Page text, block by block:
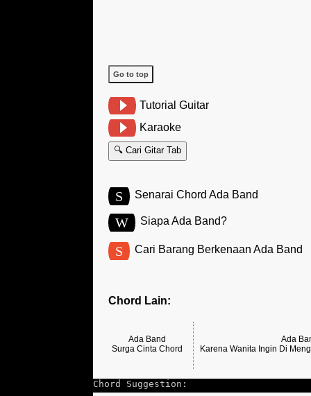
Go to top
Tutorial Guitar
Karaoke
🔍 Cari Gitar Tab
S Senarai Chord Ada Band
W Siapa Ada Band?
S Cari Barang Berkenaan Ada Band
Chord Lain:
Ada Band
Surga Cinta Chord
Ada
Karena Wanita Ingin Di
Chord Suggestion: